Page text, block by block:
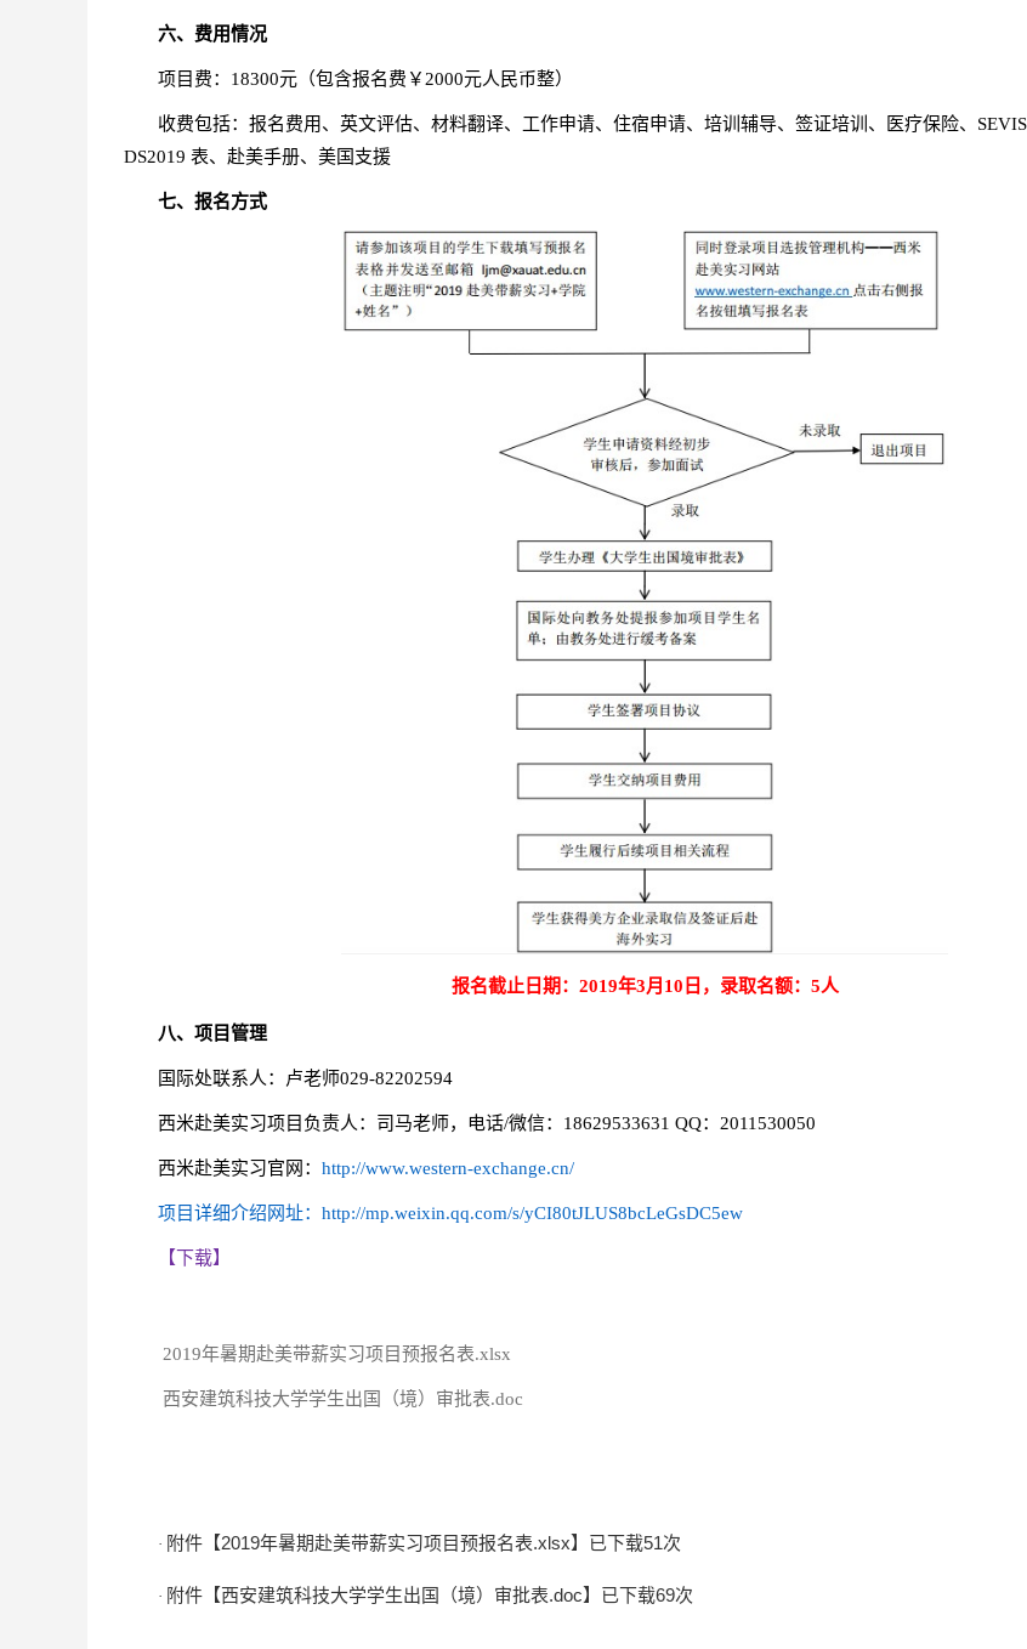
六、费用情况
项目费：18300元（包含报名费￥2000元人民币整）
收费包括：报名费用、英文评估、材料翻译、工作申请、住宿申请、培训辅导、签证培训、医疗保险、SEVIS
DS2019 表、赴美手册、美国支援
七、报名方式
报名截止日期：2019年3月10日，录取名额：5人
八、项目管理
国际处联系人：卢老师029-82202594
西米赴美实习项目负责人：司马老师，电话/微信：18629533631 QQ：2011530050
西米赴美实习官网： http://www.western-exchange.cn/
项目详细介绍网址： http://mp.weixin.qq.com/s/yCI80tJLUS8bcLeGsDC5ew
【下载】
2019年暑期赴美带薪实习项目预报名表.xlsx
西安建筑科技大学学生出国（境）审批表.doc
· 附件【2019年暑期赴美带薪实习项目预报名表.xlsx】已下载51次
· 附件【西安建筑科技大学学生出国（境）审批表.doc】已下载69次